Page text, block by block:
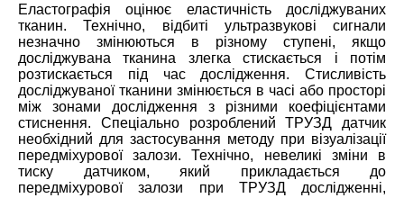
Еластографія оцінює еластичністьдосліджуваних
тканин. Технічно, відбиті ультразвукові сигнали
незначно змінюються в різному ступені, якщо
досліджувана тканина злегка стискається і потім
розтискається під час дослідження. Стисливість
досліджуваної тканини змінюється в часі або просторі
між зонами дослідження з різними коефіцієнтами
стиснення. Спеціально розроблений ТРУЗД датчик
необхідний для застосування методу при візуалізації
передміхурової залози. Технічно, невеликі зміни в
тиску датчиком, який прикладається до
передміхурової залози при ТРУЗД дослідженні,